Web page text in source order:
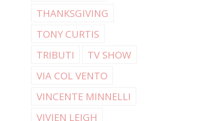
THANKSGIVING
TONY CURTIS
TRIBUTI
TV SHOW
VIA COL VENTO
VINCENTE MINNELLI
VIVIEN LEIGH